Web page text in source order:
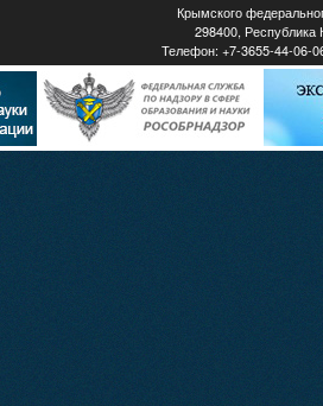
Крымского
298400, Республика
Телефон: +7-3655-44-06-